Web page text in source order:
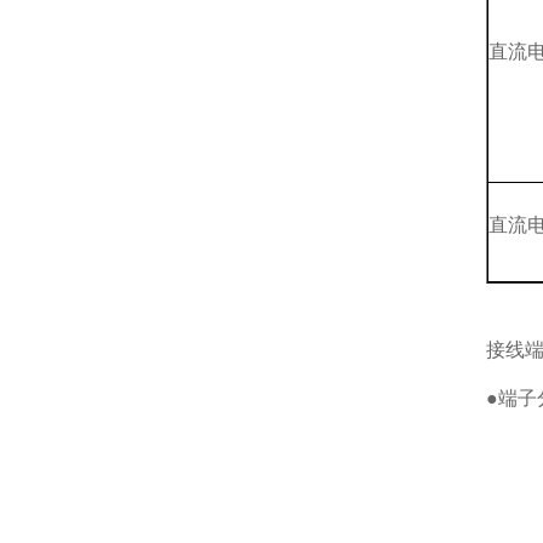
直流
直流
接线
●端子